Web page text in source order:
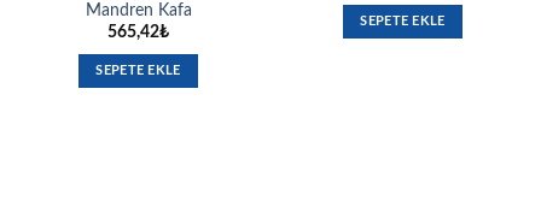
Mandren Kafa
565,42₺
SEPETE EKLE
SEPETE EKLE